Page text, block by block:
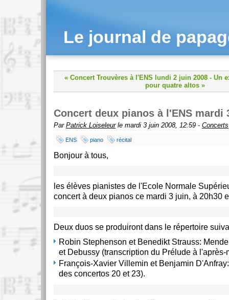
Le journal de
« Concert Trouvères à l'ENS lundi 2 juin 2008 - Un
pour quatre altos »
Concert deux pianos à l'ENS mardi
Par Patrick Loiseleurle mardi 3 juin 2008, 12:59 - Concerts
ENS piano récital
Bonjour à tous,
les élèves pianistes de l'Ecole Normale
concert à deux pianos ce mardi 3 juin, à 20h30
Deux duos se produiront dans le répertoire
Robin Stephenson et Benedikt Strauss:
et Debussy (transcription du Prélude à l'après-
François-Xavier Villemin et Benjamin
des concertos 20 et 23).